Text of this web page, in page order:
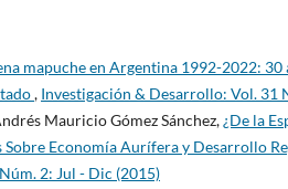
mapuche en Argentina 1992-2022:
, Investigación & Desarrollo: Vol. 31
Mauricio Gómez Sánchez,¿De la
Economía Aurífera y Desarrollo
2: Jul - Dic (2015)